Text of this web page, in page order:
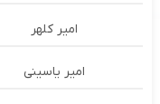
امیر کلهر
امیر یاسینی